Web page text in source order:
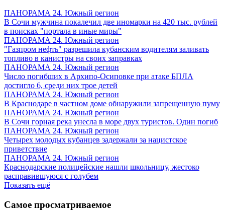
ПАНОРАМА 24. Южный регион
В Сочи мужчина покалечил две иномарки на 420 тыс. рублей
в поисках "портала в иные миры"
ПАНОРАМА 24. Южный регион
"Газпром нефть" разрешила кубанским водителям заливать
топливо в канистры на своих заправках
ПАНОРАМА 24. Южный регион
Число погибших в Архипо-Осиповке при атаке БПЛА
достигло 6, среди них трое детей
ПАНОРАМА 24. Южный регион
В Краснодаре в частном доме обнаружили запрещенную пуму
ПАНОРАМА 24. Южный регион
В Сочи горная река унесла в море двух туристов. Один погиб
ПАНОРАМА 24. Южный регион
Четырех молодых кубанцев задержали за нацистское
приветствие
ПАНОРАМА 24. Южный регион
Краснодарские полицейские нашли школьницу, жестоко
расправившуюся с голубем
Показать ещё
Самое просматриваемое